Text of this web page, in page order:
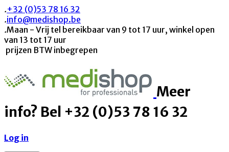
.+32 (0)53 78 16 32
.info@medishop.be
.Maan - Vrij tel bereikbaar van 9 tot 17 uur, winkel open
van 13 tot 17 uur
prijzen BTW inbegrepen
Meer
info? Bel +32 (0)53 78 16 32
Log in